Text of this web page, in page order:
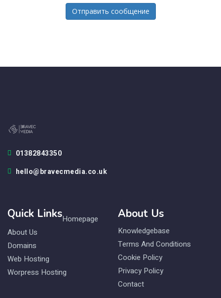
Отправить сообщение
01382843350
hello@bravecmedia.co.uk
Quick LinksHomepage
About Us
Domains
Web Hosting
Worpress Hosting
About Us
Knowledgebase
Terms And Conditions
Cookie Policy
Privacy Policy
Contact